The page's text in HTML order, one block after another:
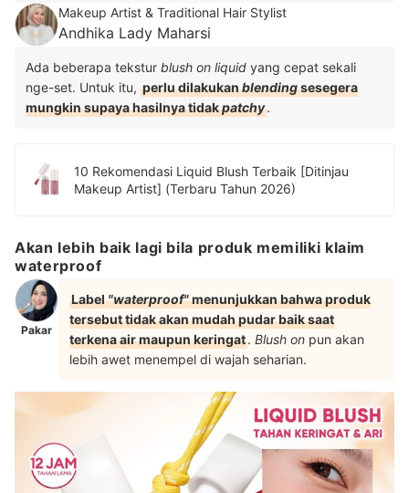
Makeup Artist & Traditional Hair Stylist
Andhika Lady Maharsi
Ada beberapa tekstur blush on liquid yang cepat sekali
nge-set. Untuk itu, perlu dilakukanblendingsesegera
mungkin supaya hasilnya tidakpatchy.
10 Rekomendasi Liquid Blush Terbaik [Ditinjau
Makeup Artist] (Terbaru Tahun 2026)
Akan lebih baik lagi bila produk memiliki klaim
waterproof
Pakar
Label"waterproof"menunjukkan bahwa produk
tersebut tidak akan mudah pudar baik saat
terkena air maupun keringat. Blush on pun akan
lebih awet menempel di wajah seharian.